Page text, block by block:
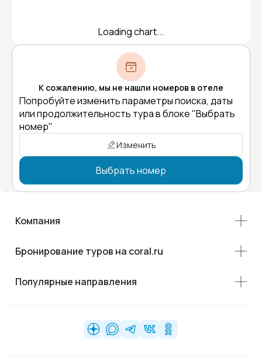
Loading chart...
К сожалению, мы не нашли номеров в отеле
Попробуйте изменить параметры поиска, даты
или продолжительность тура в блоке "Выбрать
номер"
Изменить
Выбрать номер
Компания
Бронирование туров на coral.ru
Популярные направления